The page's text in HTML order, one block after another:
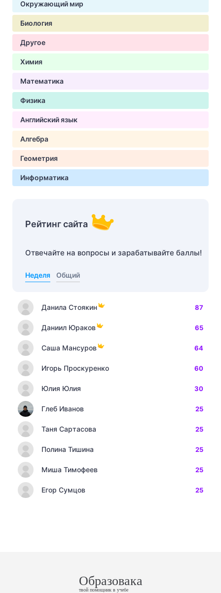
Окружающий мир
Биология
Другое
Химия
Математика
Физика
Английский язык
Алгебра
Геометрия
Информатика
Рейтинг сайта
Отвечайте на вопросы и зарабатывайте баллы!
Неделя Общий
Данила Стоякин 87
Даниил Юраков 65
Саша Мансуров 64
Игорь Проскуренко 60
Юлия Юлия 30
Глеб Иванов 25
Таня Сартасова 25
Полина Тишина 25
Миша Тимофеев 25
Егор Сумцов 25
Образовака
твой помощник в учебе